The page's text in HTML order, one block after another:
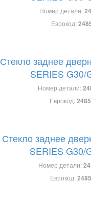
Номер детали:
Еврокод:
Стекло заднее
SERIES G30/
Номер детали:
Еврокод:
Стекло заднее
SERIES G30/
Номер детали:
Еврокод: